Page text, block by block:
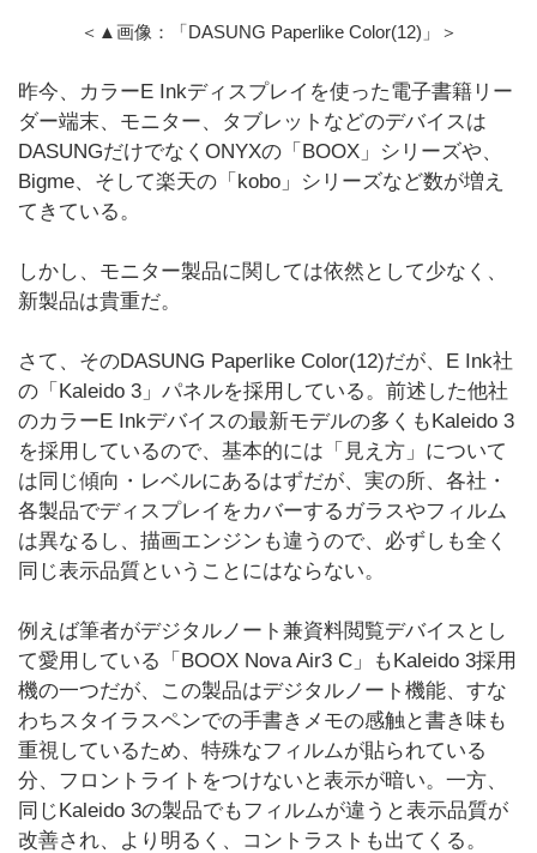
＜▲画像：「DASUNG Paperlike Color(12)」＞
昨今、カラーE Inkディスプレイを使った電子書籍リー
ダー端末、モニター、タブレットなどのデバイスは
DASUNGだけでなくONYXの「BOOX」シリーズや、
Bigme、そして楽天の「kobo」シリーズなど数が増え
てきている。
しかし、モニター製品に関しては依然として少なく、
新製品は貴重だ。
さて、そのDASUNG Paperlike Color(12)だが、E Ink社
の「Kaleido 3」パネルを採用している。前述した他社
のカラーE Inkデバイスの最新モデルの多くもKaleido 3
を採用しているので、基本的には「見え方」について
は同じ傾向・レベルにあるはずだが、実の所、各社・
各製品でディスプレイをカバーするガラスやフィルム
は異なるし、描画エンジンも違うので、必ずしも全く
同じ表示品質ということにはならない。
例えば筆者がデジタルノート兼資料閲覧デバイスとし
て愛用している「BOOX Nova Air3 C」もKaleido 3採用
機の一つだが、この製品はデジタルノート機能、すな
わちスタイラスペンでの手書きメモの感触と書き味も
重視しているため、特殊なフィルムが貼られている
分、フロントライトをつけないと表示が暗い。一方、
同じKaleido 3の製品でもフィルムが違うと表示品質が
改善され、より明るく、コントラストも出てくる。